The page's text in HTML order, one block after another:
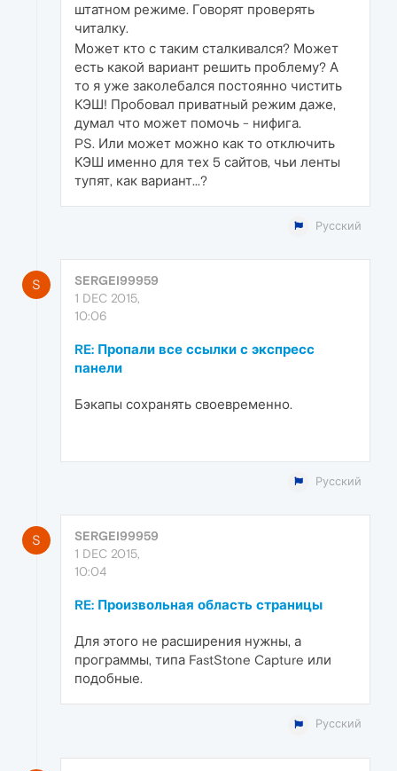
штатном режиме. Говорят проверять
читалку.
Может кто с таким сталкивался? Может
есть какой вариант решить проблему? А
то я уже заколебался постоянно чистить
КЭШ! Пробовал приватный режим даже,
думал что может помочь - нифига.
PS. Или может можно как то отключить
КЭШ именно для тех 5 сайтов, чьи ленты
тупят, как вариант...?
Русский
S
SERGEI99959
1 DEC 2015,
10:06
RE: Пропали все ссылки с экспресс
панели
Бэкапы сохранять своевременно.
Русский
S
SERGEI99959
1 DEC 2015,
10:04
RE: Произвольная область страницы
Для этого не расширения нужны, а
программы, типа FastStone Capture или
подобные.
Русский